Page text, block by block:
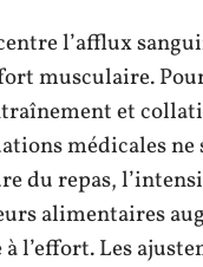
l’afflux
musculaire.
et
médicales ne
du repas,
alimentaires
l’effort. Les